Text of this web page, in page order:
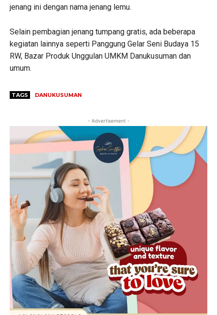
jenang ini dengan nama jenang lemu.
Selain pembagian jenang tumpang gratis, ada beberapa
kegiatan lainnya seperti Panggung Gelar Seni Budaya 15
RW, Bazar Produk Unggulan UMKM Danukusuman dan
umum.
TAGS DANUKUSUMAN
- Advertisement -